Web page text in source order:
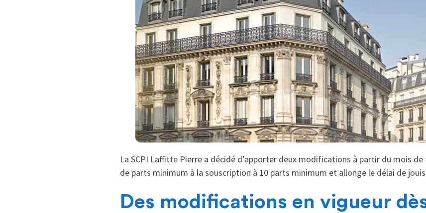
La SCPI Laffitte Pierre a décidé d’apporter deux modifications à partir du mois
de parts minimum à la souscription à 10 parts minimum et allonge le délai de
Des modifications en vigueur